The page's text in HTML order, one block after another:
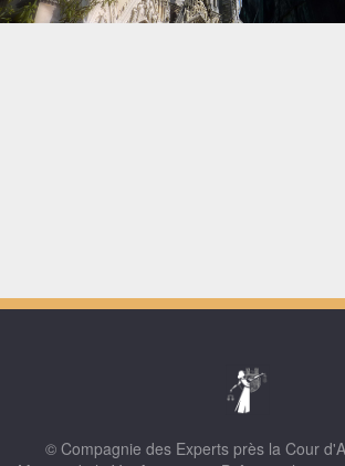
© Compagnie des Experts près la Cour